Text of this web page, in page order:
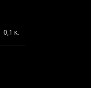
0,1 κ.